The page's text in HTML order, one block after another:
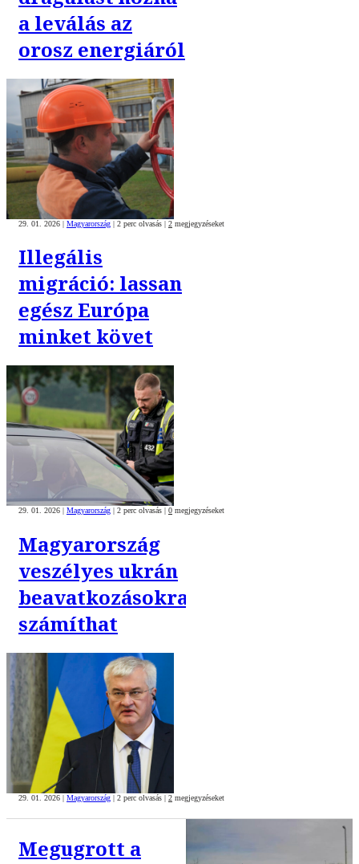
a leválás az
orosz energiáról
29. 01. 2026 | Magyarország | 2 perc olvasás | 2 megjegyzéseket
Illegális
migráció: lassan
egész Európa
minket követ
29. 01. 2026 | Magyarország | 2 perc olvasás | 0 megjegyzéseket
Magyarország
veszélyes ukrán
beavatkozásokra
számíthat
29. 01. 2026 | Magyarország | 2 perc olvasás | 2 megjegyzéseket
Megugrott a